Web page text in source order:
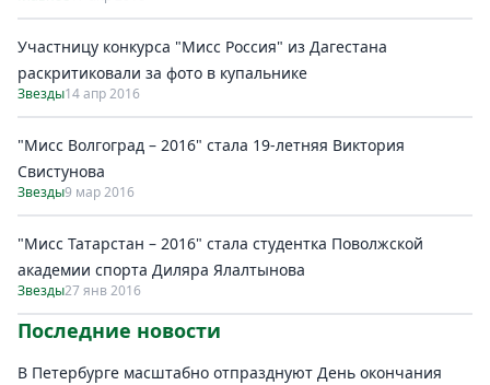
Участницу конкурса "Мисс Россия" из Дагестана
раскритиковали за фото в купальнике
Звезды14 апр 2016
"Мисс Волгоград – 2016" стала 19-летняя Виктория
Свистунова
Звезды9 мар 2016
"Мисс Татарстан – 2016" стала студентка Поволжской
академии спорта Диляра Ялалтынова
Звезды27 янв 2016
Последние новости
В Петербурге масштабно отпразднуют День окончания